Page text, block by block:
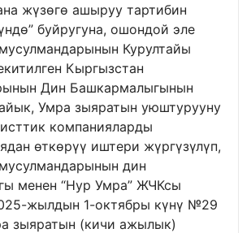
жүзөгө ашыруу тартибин
буйругуна, ошондой эле
Курултайы
Кыргызстан
Дин Башкармалыгынын
Умра зыяратын уюштурууну
компанияларды
өткөрүү иштери жүргүзүлүп,
дин
менен “Нур Умра” ЖЧКсы
жылдын 1-октябры күнү №29
зыяратын (кичи ажылык)